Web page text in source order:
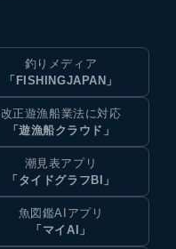
釣りメディア
「FISHINGJAPAN」
改正遊漁船業法に対応
「遊漁船クラウド」
潮見表アプリ
「タイドグラフBI」
魚図鑑AIアプリ
「マイAI」